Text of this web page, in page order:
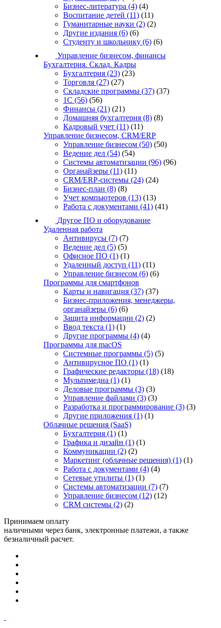
Бизнес-литература (4) (4)
Воспитание детей (11) (11)
Гуманитарные науки (2) (2)
Другие издания (6) (6)
Студенту и школьнику (6) (6)
Управление бизнесом, финансы
Бухгалтерия. Склад. Кадры
Бухгалтерия (23) (23)
Торговля (27) (27)
Складские программы (37) (37)
1С (56) (56)
Финансы (21) (21)
Домашняя бухгалтерия (8) (8)
Кадровый учет (11) (11)
Управление бизнесом, CRM/ERP
Управление бизнесом (50) (50)
Ведение дел (54) (54)
Системы автоматизации (96) (96)
Органайзеры (11) (11)
CRM/ERP-системы (24) (24)
Бизнес-план (8) (8)
Учет компьютеров (13) (13)
Работа с документами (41) (41)
Другое ПО и оборудование
Удаленная работа
Антивирусы (7) (7)
Ведение дел (5) (5)
Офисное ПО (1) (1)
Удаленный доступ (11) (11)
Управление бизнесом (6) (6)
Программы для смартфонов
Карты и навигация (37) (37)
Бизнес-приложения, менеджеры,
органайзеры (6) (6)
Защита информации (2) (2)
Ввод текста (1) (1)
Другие программы (4) (4)
Программы для macOS
Системные программы (5) (5)
Антивирусное ПО (1) (1)
Графические редакторы (18) (18)
Мультимедиа (1) (1)
Деловые программы (3) (3)
Управление файлами (3) (3)
Разработка и программирование (3) (3)
Другие приложения (1) (1)
Облачные решения (SaaS)
Бухгалтерия (1) (1)
Графика и дизайн (1) (1)
Коммуникации (2) (2)
Маркетинг (облачные решения) (1) (1)
Работа с документами (4) (4)
Сетевые утилиты (1) (1)
Системы автоматизации (7) (7)
Управление бизнесом (12) (12)
CRM системы (2) (2)
Принимаем оплату
наличными через банк, электронные платежи, а также
безналичный расчет.